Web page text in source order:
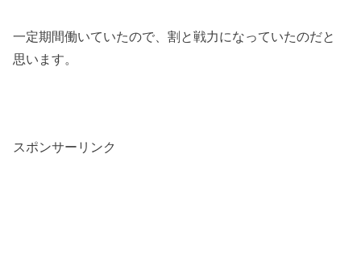
一定期間働いていたので、割と戦力になっていたのだと
思います。
スポンサーリンク